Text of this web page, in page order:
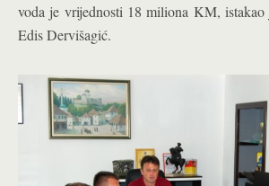
voda je vrijednosti 18 miliona KM,
Edis Dervišagić.